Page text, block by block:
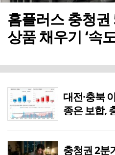
3시간전
3시간전
3시간전 대덕산단관리공단, 제3
5분전 [사설] 세종시의회 ‘행정
1시간전 [오늘과내일] 글쓰기의
1시간전 [월요논단] 시민의 일상
홈플러스 충청
상품 채우기 ‘속
대전·충북
종은 보합,
충청권 2분